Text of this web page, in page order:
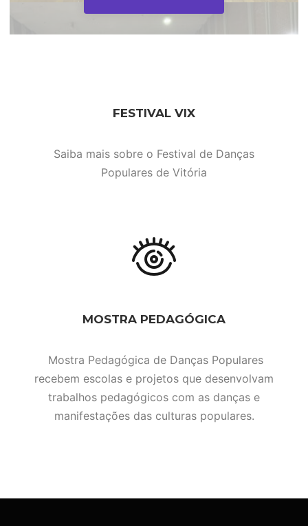
FESTIVAL VIX
Saiba mais sobre o Festival de Danças
Populares de Vitória
MOSTRA PEDAGÓGICA
Mostra Pedagógica de Danças Populares
recebem escolas e projetos que desenvolvam
trabalhos pedagógicos com as danças e
manifestações das culturas populares.